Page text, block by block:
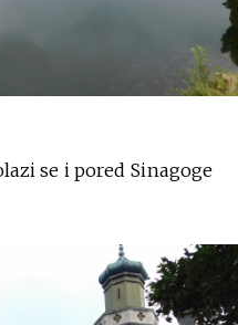
se i pored Sinagoge